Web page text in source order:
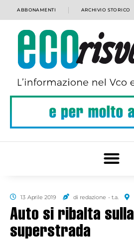
ABBONAMENTI ARCHIVIO STORICO
13 Aprile 2019 di redazione - t.a.
Auto si ribalta sulla
superstrada